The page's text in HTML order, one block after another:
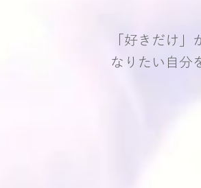
「好きだけ」
なりたい自分